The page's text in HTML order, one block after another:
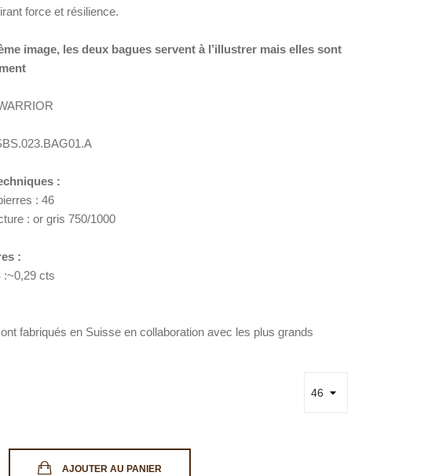
force et résilience.
image, les deux bagues servent à l’illustrer mais elles sont
:
: 46
: or gris 750/1000
:
:~0,29 cts
fabriqués en Suisse en collaboration avec les plus grands
AJOUTER AU PANIER